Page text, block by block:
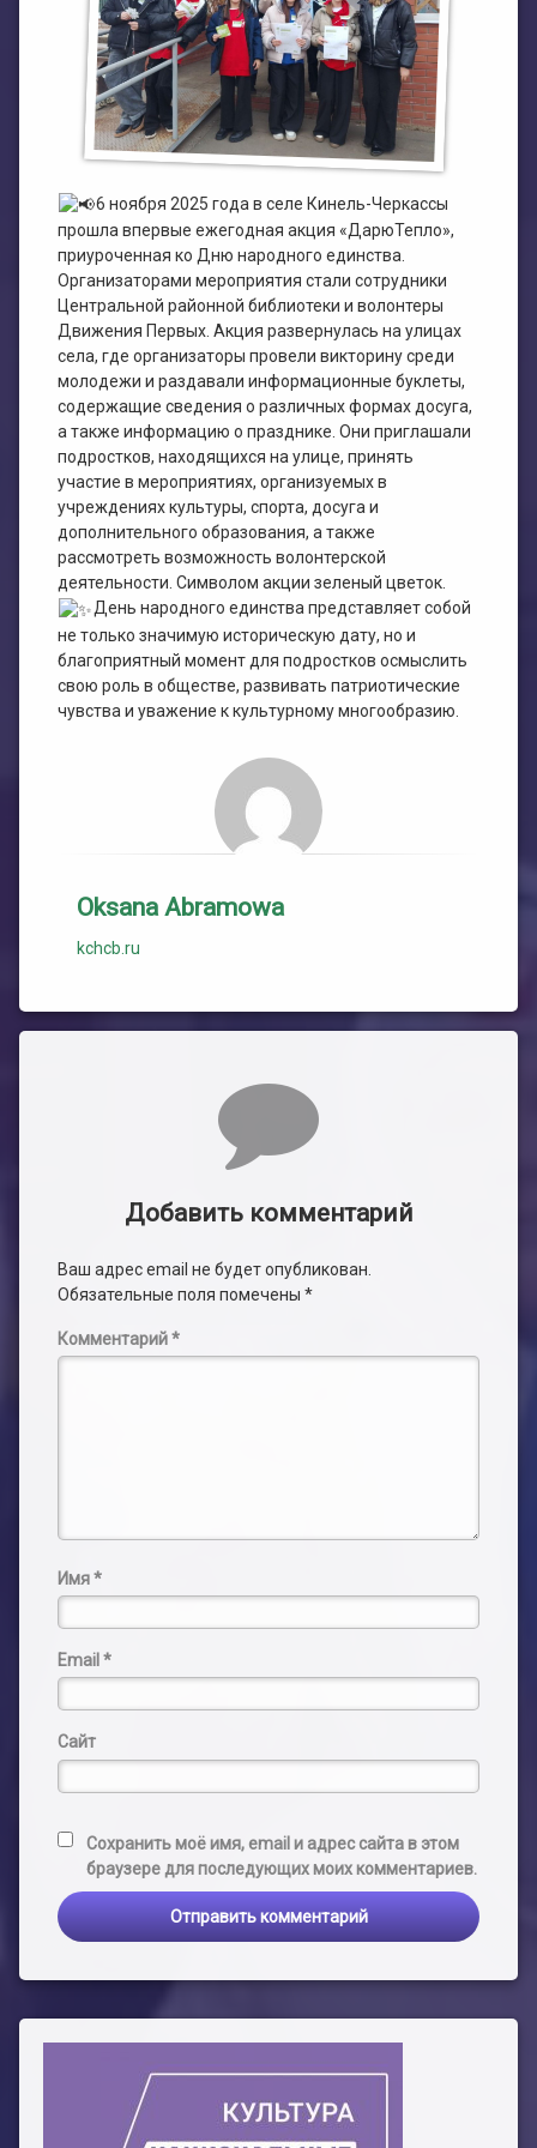
План работы филиала №1
План работы филиала №2
ЭЛЕКТРОННЫЙ КАТАЛОГ
6 ноября 2025 года в селе Кинель-Черкассы
прошла впервые ежегодная акция «ДарюТепло»,
приуроченная ко Дню народного единства.
Организаторами мероприятия стали сотрудники
Центральной районной библиотеки и волонтеры
Движения Первых. Акция развернулась на улицах
села, где организаторы провели викторину среди
молодежи и раздавали информационные буклеты,
содержащие сведения о различных формах досуга,
а также информацию о празднике. Они приглашали
подростков, находящихся на улице, принять
участие в мероприятиях, организуемых в
учреждениях культуры, спорта, досуга и
дополнительного образования, а также
рассмотреть возможность волонтерской
деятельности. Символом акции зеленый цветок.
День народного единства представляет собой
не только значимую историческую дату, но и
благоприятный момент для подростков осмыслить
свою роль в обществе, развивать патриотические
чувства и уважение к культурному многообразию.
Oksana Abramowa
kchcb.ru
Добавить комментарий
Ваш адрес email не будет опубликован.
Обязательные поля помечены *
Комментарий*
Имя*
Email *
Сайт
Сохранить моё имя, email и адрес сайта в этом
браузере для последующих моих комментариев.